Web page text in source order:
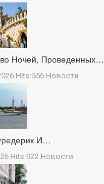
Ночей, Проведенных…
Hits:556 Новости
И…
Hits:922 Новости